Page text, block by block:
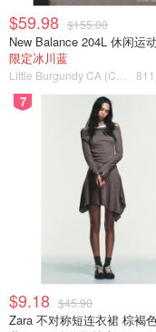
不奏效。
场面越来越混乱，副
倒在地上，相互推搡
警局公布的视频中
被枪击并脸朝前倒
$59.98 $155.00
限定冰川蓝
7
$9.18 $45.90
Zara 不对称短连衣裙 棕褐